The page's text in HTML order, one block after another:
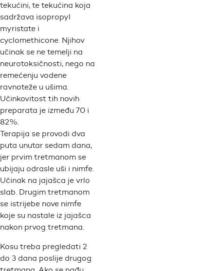
tekućini, te tekućina koja
sadržava isopropyl
myristate i
cyclomethicone. Njihov
učinak se ne temelji na
neurotoksičnosti, nego na
remećenju vodene
ravnoteže u ušima.
Učinkovitost tih novih
preparata je između 70 i
82%.
Terapija se provodi dva
puta unutar sedam dana,
jer prvim tretmanom se
ubijaju odrasle uši i nimfe.
Učinak na jajašca je vrlo
slab. Drugim tretmanom
se istrijebe nove nimfe
koje su nastale iz jajašca
nakon prvog tretmana.
Kosu treba pregledati 2
do 3 dana poslije drugog